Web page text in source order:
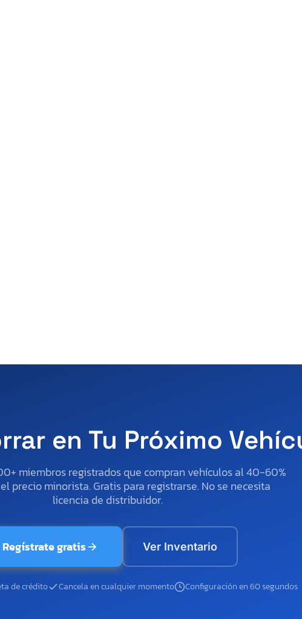
en Tu Próximo
miembros registrados que compran vehículos al 40-60%
precio minorista. Gratis para registrarse. No se necesita
licencia de distribuidor.
Regístrate gratis Ver Inventario
de crédito Cancela en cualquier momento Configuración en 60 segundos